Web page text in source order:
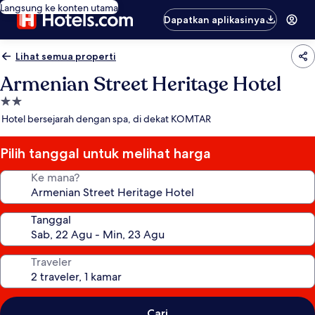
Langsung ke konten utama
Dapatkan aplikasinya
Lihat semua properti
Armenian Street Heritage Hotel
Properti
bintang
Hotel bersejarah dengan spa, di dekat KOMTAR
Pilih tanggal untuk melihat harga
Ke mana?
Tanggal
Traveler